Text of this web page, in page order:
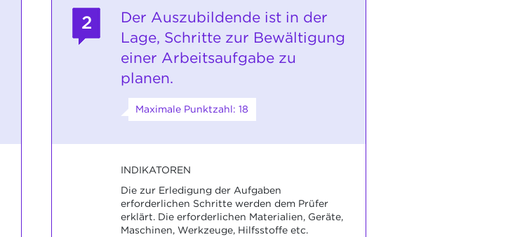
2
Der Auszubildende ist in der
Lage, Schritte zur Bewältigung
einer Arbeitsaufgabe zu
planen.
Maximale Punktzahl: 18
INDIKATOREN
Die zur Erledigung der Aufgaben
erforderlichen Schritte werden dem Prüfer
erklärt. Die erforderlichen Materialien, Geräte,
Maschinen, Werkzeuge, Hilfsstoffe etc.